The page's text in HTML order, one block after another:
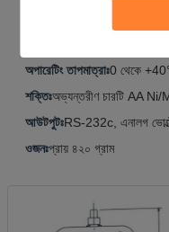
প্রায়
অপারেটিং তাপমাত্রাঃ0 থেকে
শক্তিঃঅভ্যন্তরীণ চারটি AA Ni/
আউটপুটঃRS-232c, এনালগ
ওজনঃপ্রায় ৪২০ গ্রাম